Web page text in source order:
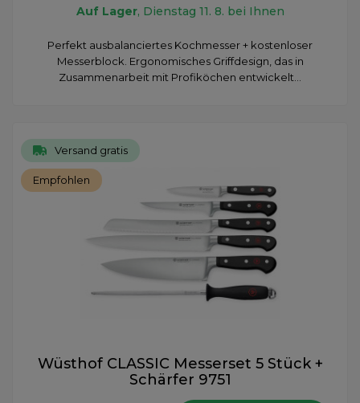
Auf Lager, Dienstag 11. 8. bei Ihnen
Perfekt ausbalanciertes Kochmesser + kostenloser
Messerblock. Ergonomisches Griffdesign, das in
Zusammenarbeit mit Profiköchen entwickelt...
Versand gratis
Empfohlen
Wüsthof CLASSIC Messerset 5 Stück +
Schärfer 9751